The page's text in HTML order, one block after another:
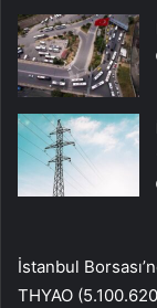
İstanbul
THYAO